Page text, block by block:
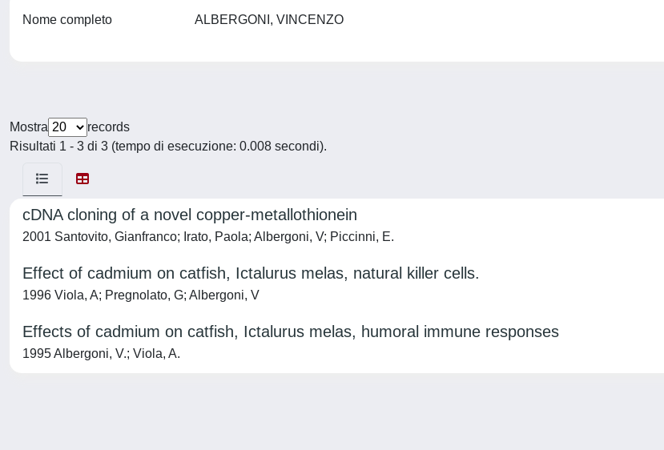
Nome completo ALBERGONI, VINCENZO
Mostra
records
Risultati 1 - 3 di 3 (tempo di esecuzione: 0.008 secondi).
cDNA cloning of a novel copper-metallothionein
2001 Santovito, Gianfranco; Irato, Paola; Albergoni, V; Piccinni, E.
Effect of cadmium on catfish, Ictalurus melas, natural killer cells.
1996 Viola, A; Pregnolato, G; Albergoni, V
Effects of cadmium on catfish, Ictalurus melas, humoral immune responses
1995 Albergoni, V.; Viola, A.